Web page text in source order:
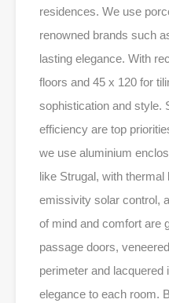
residences. We use
renowned brands such
lasting elegance. With
floors and 45 x 120 for
sophistication and style.
efficiency are top
we use aluminium
like Strugal, with
emissivity solar control,
of mind and comfort are
passage doors,
perimeter and lacquered
elegance to each room.